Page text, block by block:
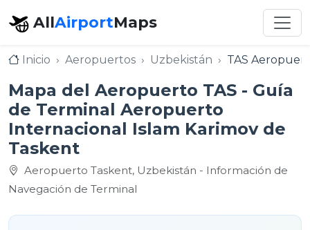
AllAirportMaps
Inicio Aeropuertos Uzbekistán TAS
Mapa del Aeropuerto TAS - Guía
de Terminal Aeropuerto
Internacional Islam Karimov de
Taskent
Aeropuerto Taskent, Uzbekistán - Información de
Navegación de Terminal